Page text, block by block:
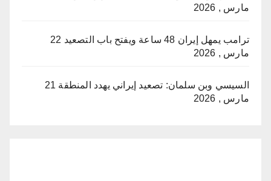
مارس , 2026
ترامب يمهل إيران 48 ساعة ويفتح باب التصعيد
22
مارس , 2026
السيسي وبن سلمان: تصعيد إيراني يهدد المنطقة 21
مارس , 2026